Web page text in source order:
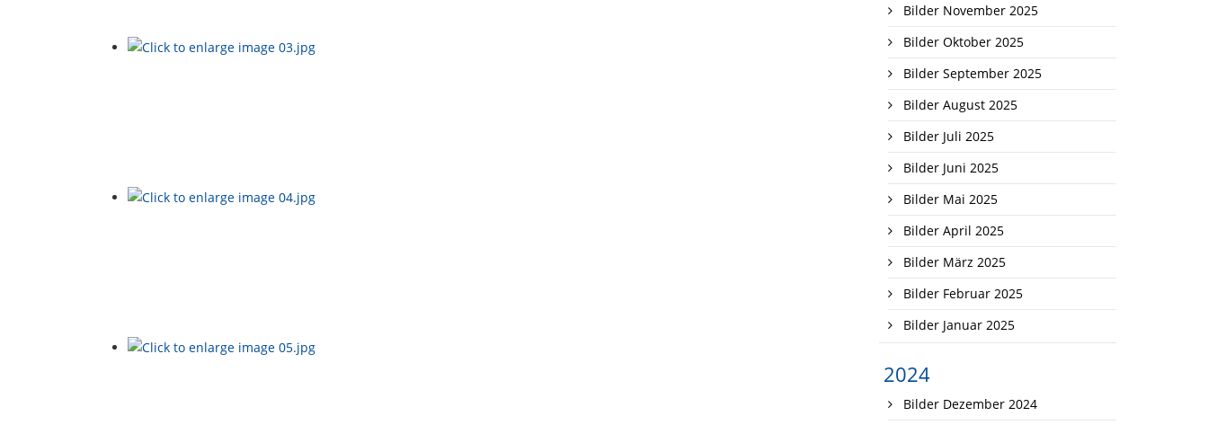
Bilder November 2025
Bilder Oktober 2025
Bilder September 2025
Bilder August 2025
Bilder Juli 2025
Bilder Juni 2025
Bilder Mai 2025
Bilder April 2025
Bilder März 2025
Bilder Februar 2025
Bilder Januar 2025
2024
Bilder Dezember 2024